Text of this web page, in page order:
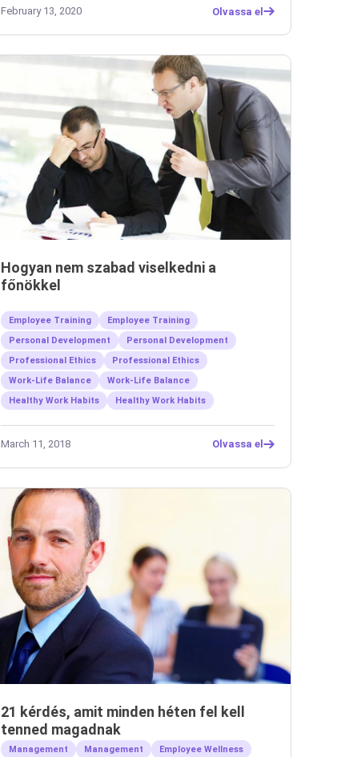
February 13, 2020 Olvassa el
Hogyan nem szabad viselkedni a
főnökkel
Employee Training
Employee Training
Personal Development
Personal Development
Professional Ethics
Professional Ethics
Work-Life Balance
Work-Life Balance
Healthy Work Habits
Healthy Work Habits
March 11, 2018 Olvassa el
21 kérdés, amit minden héten fel kell
tenned magadnak
Management Management Employee Wellness